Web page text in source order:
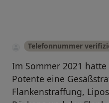
Telefonnummer
Im Sommer 2021
Potente eine
Flankenstraffung,